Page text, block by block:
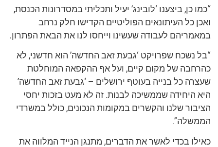
“כמו כן, ביצענו ‘לובינג’ יעיל ותכליתי במסדרונות הכנסת,
ואכן כל העיתונאים הפוליטיים הקדישו חלק נרחב
במאמריהם לעבודה שעשינו וייחסו לנו את הבאת הפתרון.
“בל נשכח שפרויקט ‘גבעת זאב החדשה’ הוא חדשני, לא
כהרחבה של מקום קיים, ועל אף ההקפאה המוחלטת
שעצרה כל בנייה בעוטף ירושלים – ‘גבעת זאב החדשה’
היא היחידה שממשיכה לבנות. זה לא מעט בזכות יחסי
הציבור שלנו והקשרים במקומות הנכונים, כולל במשרדי
הממשלה”.
כאילו בכדי לאשר את הדברים, מתנגן הנייד המלווה את